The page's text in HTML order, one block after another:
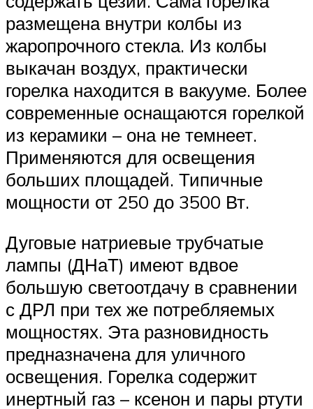
размещена внутри колбы из
жаропрочного стекла. Из колбы
выкачан воздух, практически
горелка находится в вакууме. Более
современные оснащаются горелкой
из керамики – она не темнеет.
Применяются для освещения
больших площадей. Типичные
мощности от 250 до 3500 Вт.
Дуговые натриевые трубчатые
лампы (ДНаТ) имеют вдвое
большую светоотдачу в сравнении
с ДРЛ при тех же потребляемых
мощностях. Эта разновидность
предназначена для уличного
освещения. Горелка содержит
инертный газ – ксенон и пары ртути